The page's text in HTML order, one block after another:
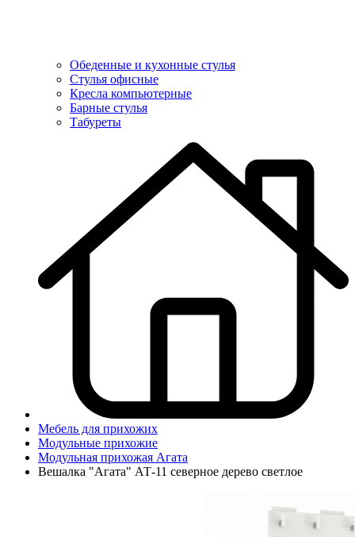
Обеденные и кухонные стулья
Стулья офисные
Кресла компьютерные
Барные стулья
Табуреты
Мебель для прихожих
Модульные прихожие
Модульная прихожая Агата
Вешалка "Агата" АТ-11 северное дерево светлое